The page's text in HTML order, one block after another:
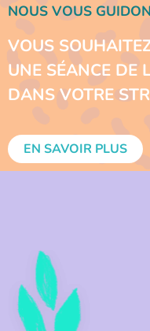
NOUS VOUS
VOUS
UNE SÉANCE DE
DANS VOTRE
EN SAVOIR PLUS